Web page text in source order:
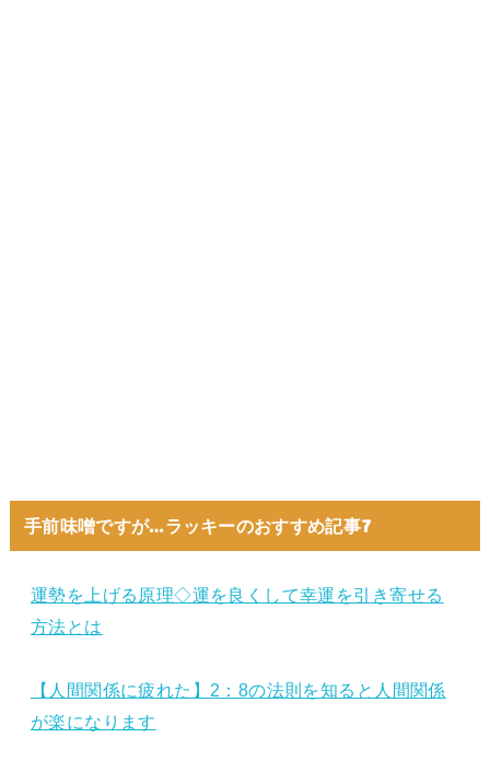
手前味噌ですが…ラッキーのおすすめ記事7
運勢を上げる原理◇運を良くして幸運を引き寄せる
方法とは
【人間関係に疲れた】2：8の法則を知ると人間関係
が楽になります